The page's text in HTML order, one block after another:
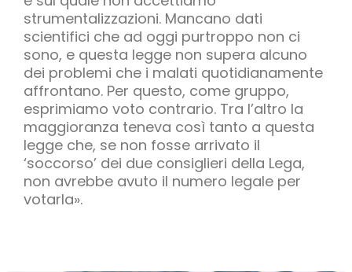
strumentalizzazioni. Mancano dati
scientifici che ad oggi purtroppo non ci
sono, e questa legge non supera alcuno
dei problemi che i malati quotidianamente
affrontano. Per questo, come gruppo,
esprimiamo voto contrario. Tra l’altro la
maggioranza teneva così tanto a questa
legge che, se non fosse arrivato il
‘soccorso’ dei due consiglieri della Lega,
non avrebbe avuto il numero legale per
votarla».